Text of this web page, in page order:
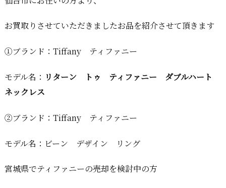
お買取りさせていただきましたお品を紹介させて頂きます
①ブランド：Tiffany ティファニー
モデル名： リターン トゥ ティファニー ダブルハート
ネックレス
②ブランド：Tiffany ティファニー
モデル名：ビーン デザイン リング
宮城県でティファニーの売却を検討中の方